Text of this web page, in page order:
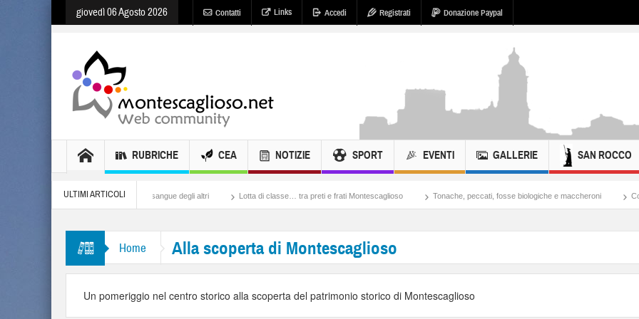
giovedì 06 Agosto 2026 Contatti Links Accedi Registrati Donazione Paypal
RUBRICHE CEA NOTIZIE SPORT EVENTI GALLERIE SAN ROCCO
ULTIMI ARTICOLI
Israele, il sangue degli altri Lotta di classe… tra preti e frati Montescaglioso Tonache, peccati, fosse biologiche e maccheroni Cosa si potrebbe
Home Alla scoperta di Montescaglioso
Un pomeriggio nel centro storico alla scoperta del patrimonio storico di Montescaglioso